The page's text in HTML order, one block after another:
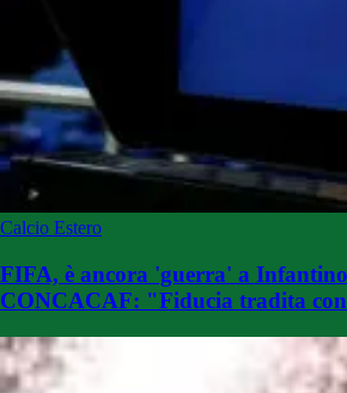
Calcio Estero
FIFA, è ancora 'guerra' a
CONCACAF: "Fiducia tradita